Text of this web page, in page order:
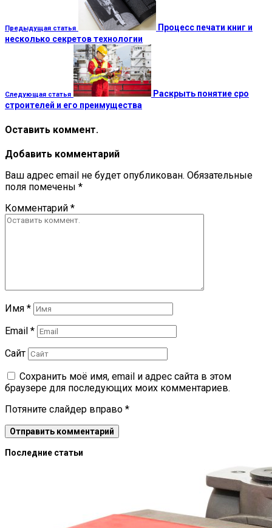
Предыдущая статья
Процесс печати книг и
несколько секретов технологии
Следующая статья
Раскрыть понятие сро
строителей и его преимущества
Оставить коммент.
Добавить комментарий
Ваш адрес email не будет опубликован. Обязательные
поля помечены *
Комментарий *
Имя *
Email *
Сайт
Сохранить моё имя, email и адрес сайта в этом
браузере для последующих моих комментариев.
Потяните слайдер вправо *
Последние статьи